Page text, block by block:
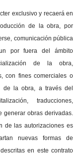
exclusivo y recaerá en
de la obra, por
comunicación pública
por fuera del ámbito
de la obra,
con fines comerciales o
de la obra, a través del
traducciones,
generar obras derivadas.
de las autorizaciones es
nuevas formas de
en este contrato